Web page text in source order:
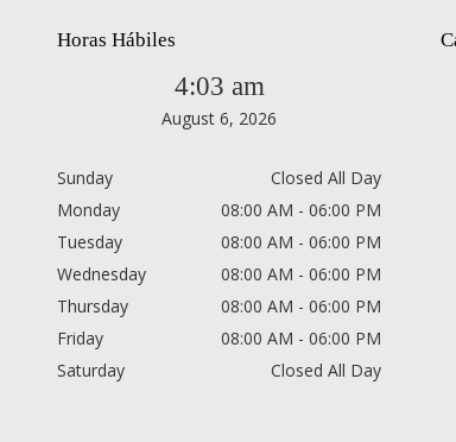
Horas Hábiles
4:03 am
August 6, 2026
Sunday
Closed All Day
Monday
08:00 AM - 06:00 PM
Tuesday
08:00 AM - 06:00 PM
Wednesday
08:00 AM - 06:00 PM
Thursday
08:00 AM - 06:00 PM
Friday
08:00 AM - 06:00 PM
Saturday
Closed All Day